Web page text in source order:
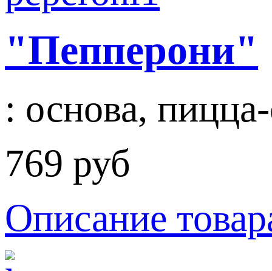
"Пепперони"
: основа,
769 руб
Описание